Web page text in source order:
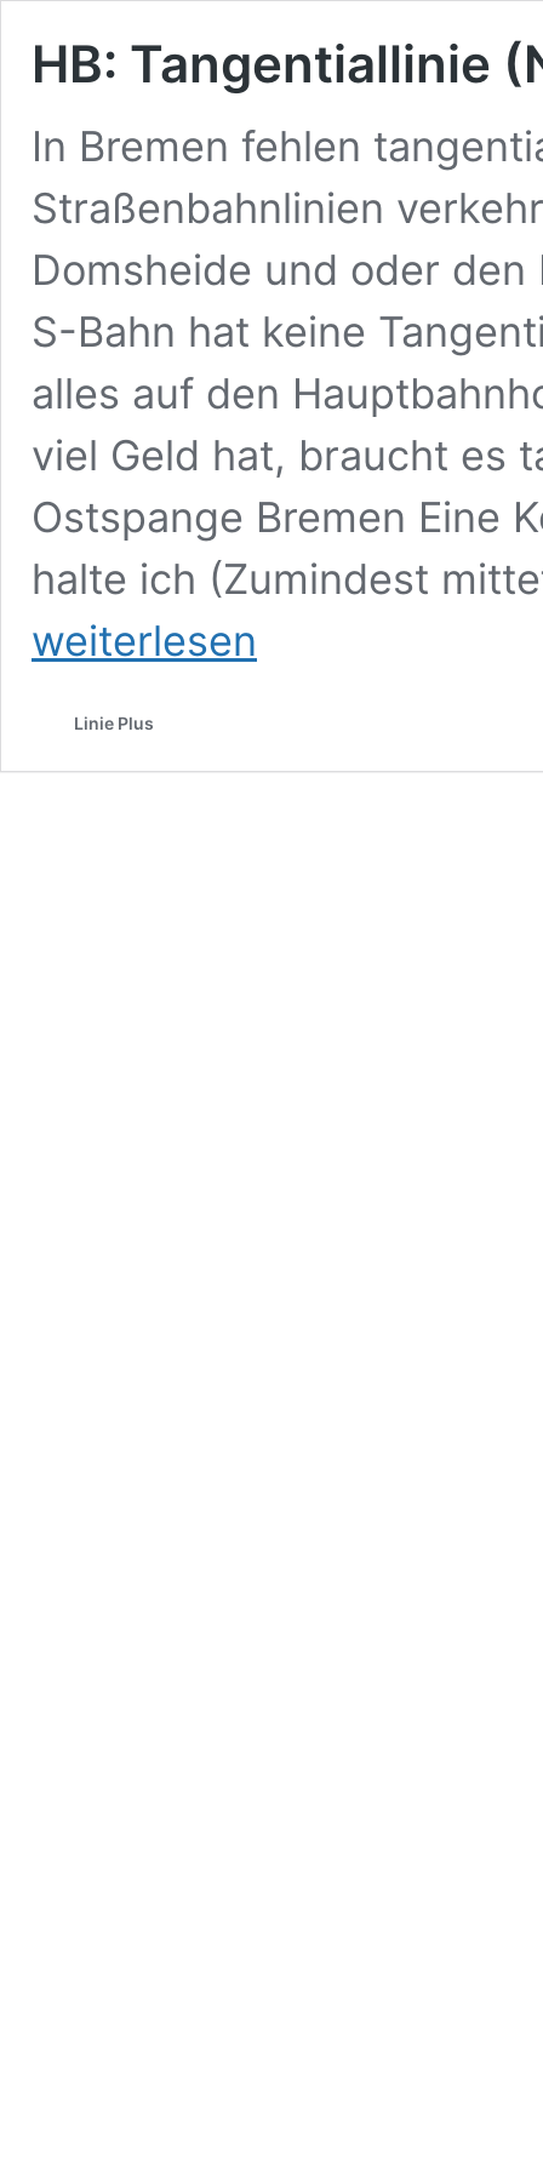
HB: Tangentiallinie
In Bremen fehlen
Straßenbahnlinien
Domsheide und oder
S-Bahn hat keine
alles auf den
viel Geld hat, braucht es
Ostspange Bremen Eine
halte ich (Zumindest
weiterlesen
Linie Plus